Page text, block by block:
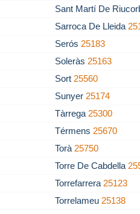
Sant Martí De
Sarroca De Lleida
Serós 25183
Soleràs 25163
Sort 25560
Sunyer 25174
Tàrrega 25300
Térmens 25670
Torà 25750
Torre De Cabdella
Torrefarrera 25123
Torrelameu 25138